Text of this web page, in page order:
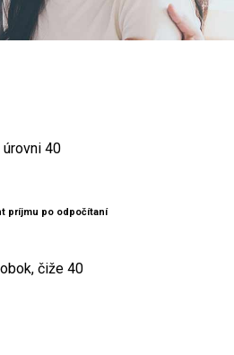
40
príjmu po odpočítaní
čiže 40